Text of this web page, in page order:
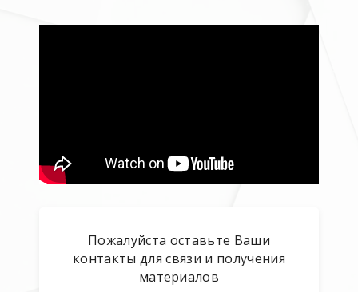
Пожалуйста оставьте Ваши
контакты для связи и получения
материалов